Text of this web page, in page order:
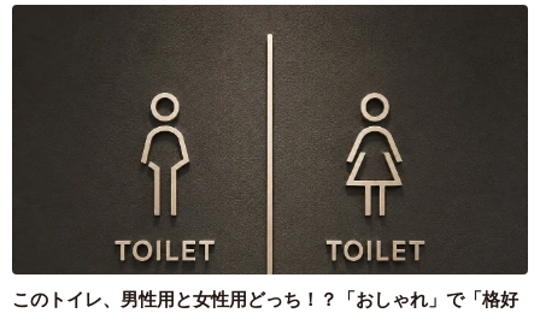
このトイレ、男性用と女性用どっち！？「おしゃれ」で「格好